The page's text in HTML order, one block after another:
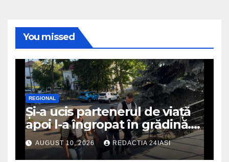
You missed
REGIONAL
Și-a ucis partenerul de viață
apoi l-a îngropat în grădină.
Crima a fost descoperită
după o lună și jumătate
AUGUST 10, 2026 REDACTIA 24IASI